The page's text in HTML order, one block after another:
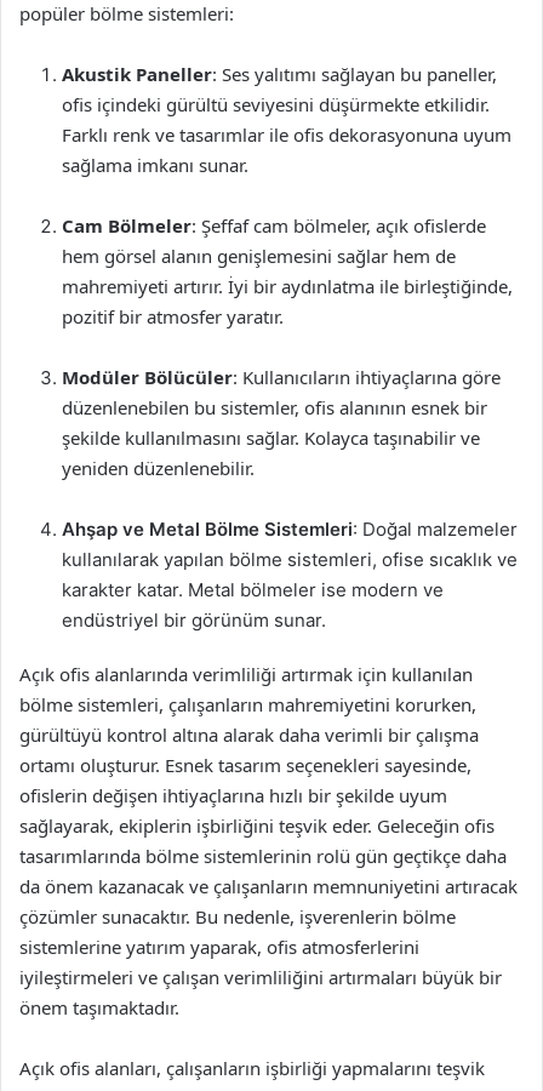
popüler bölme sistemleri:
Akustik Paneller: Ses yalıtımı sağlayan bu paneller,
ofis içindeki gürültü seviyesini düşürmekte etkilidir.
Farklı renk ve tasarımlar ile ofis dekorasyonuna uyum
sağlama imkanı sunar.
Cam Bölmeler: Şeffaf cam bölmeler, açık ofislerde
hem görsel alanın genişlemesini sağlar hem de
mahremiyeti artırır. İyi bir aydınlatma ile birleştiğinde,
pozitif bir atmosfer yaratır.
Modüler Bölücüler: Kullanıcıların ihtiyaçlarına göre
düzenlenebilen bu sistemler, ofis alanının esnek bir
şekilde kullanılmasını sağlar. Kolayca taşınabilir ve
yeniden düzenlenebilir.
Ahşap ve Metal Bölme Sistemleri: Doğal malzemeler
kullanılarak yapılan bölme sistemleri, ofise sıcaklık ve
karakter katar. Metal bölmeler ise modern ve
endüstriyel bir görünüm sunar.
Açık ofis alanlarında verimliliği artırmak için kullanılan
bölme sistemleri, çalışanların mahremiyetini korurken,
gürültüyü kontrol altına alarak daha verimli bir çalışma
ortamı oluşturur. Esnek tasarım seçenekleri sayesinde,
ofislerin değişen ihtiyaçlarına hızlı bir şekilde uyum
sağlayarak, ekiplerin işbirliğini teşvik eder. Geleceğin ofis
tasarımlarında bölme sistemlerinin rolü gün geçtikçe daha
da önem kazanacak ve çalışanların memnuniyetini artıracak
çözümler sunacaktır. Bu nedenle, işverenlerin bölme
sistemlerine yatırım yaparak, ofis atmosferlerini
iyileştirmeleri ve çalışan verimliliğini artırmaları büyük bir
önem taşımaktadır.
Açık ofis alanları, çalışanların işbirliği yapmalarını teşvik